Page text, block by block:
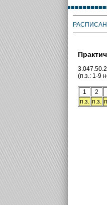
(п.з.: 1-9
1 2
п.з. п.з.